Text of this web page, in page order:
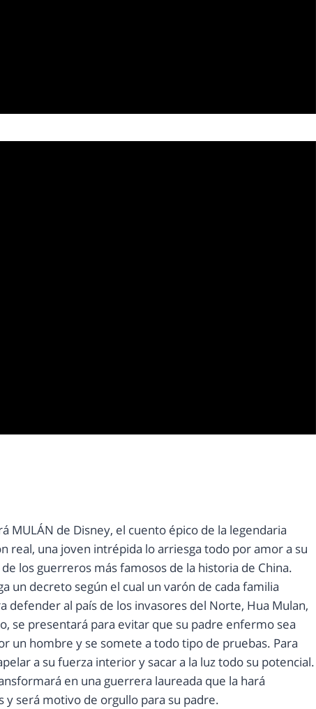
MULÁN de Disney, el cuento épico de la legendaria
real, una joven intrépida lo arriesga todo por amor a su
los guerreros más famosos de la historia de China.
un decreto según el cual un varón de cada familia
defender al país de los invasores del Norte, Hua Mulan,
se presentará para evitar que su padre enfermo sea
un hombre y se somete a todo tipo de pruebas. Para
a su fuerza interior y sacar a la luz todo su potencial.
en una guerrera laureada que la hará
será motivo de orgullo para su padre.